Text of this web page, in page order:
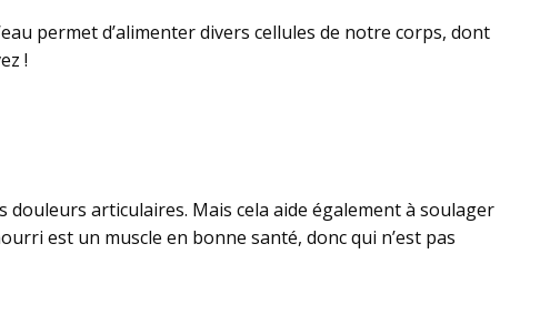
permet d’alimenter divers cellules de notre corps, dont
!
douleurs articulaires. Mais cela aide également à soulager
est un muscle en bonne santé, donc qui n’est pas